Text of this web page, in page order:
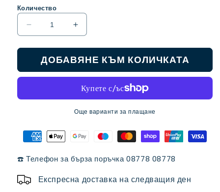
Количество
Намаляване
на
количеството
SALOIO
Върджин
ml
0,5%
Увеличаване
на
количеството
за
SALOIO
Екстра
Върджин
Зехтин
ml
0,5%
ДОБАВЯНЕ КЪМ КОЛИЧКАТА
Още варианти за плащане
☎️ Телефон за бърза поръчка 08778 08778
Експресна доставка на следващия ден